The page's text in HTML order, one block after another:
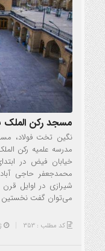
مسجد رکن الملک
نگین تخت فولاد،
مدرسه علمیه رکن
خیابان فیض در
محمدجعفر حاجی
می‌توان گفت
کد مطلب : 353